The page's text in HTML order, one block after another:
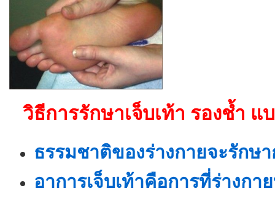
วิธีการรักษาเจ็บเท้า รองช้ำ
ธรรมชาติของร่างกายจะรักษ
อาการเจ็บเท้าคือการที่ร่างกา